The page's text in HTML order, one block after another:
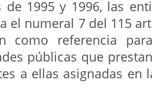
de 1995 y 1996, las
el numeral 7 del 115
como referencia
públicas que
a ellas asignadas en